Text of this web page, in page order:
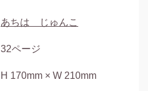
あちは じゅんこ
32ページ
H 170mm × W 210mm